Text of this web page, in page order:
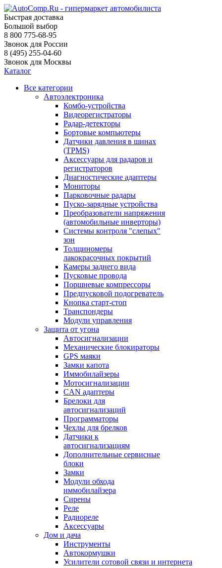
Быстрая доставка
Большой выбор
8 800 775-68-95
Звонок для России
8 (495) 255-04-60
Звонок для Москвы
Каталог
Все категории
Автоэлектроника
Комбо-устройства
Видеорегистраторы
Радар-детекторы
Бортовые компьютеры
Датчики давления в шинах
(TPMS)
Аксессуары для радаров и
регистраторов
Диагностические адаптеры
Мониторы
Парковочные радары
Пуско-зарядные устройства
Преобразователи напряжения
(автомобильные инверторы)
Системы контроля "слепых"
зон
Толщиномеры
лакокрасочных покрытий
Камеры заднего вида
Пусковые провода
Поршневые компрессоры
Предпусковой подогреватель
Кнопка старт-стоп
Транспондеры
Модули управления
Защита от угона
Автосигнализации
Механические блoкираторы
GPS маяки
Замки капота
Иммобилайзеры
Мотосигнализации
CAN адаптеры
Брелоки для
автосигнализаций
Программаторы
Чехлы для брелков
Датчики к
автосигнализациям
Дополнительные сервисные
блоки
Замки
Модули обхода
иммобилайзера
Сирены
Реле
Радиореле
Аксессуары
Дом и дача
Инструменты
Автокормушки
Усилители сотовой связи и интернета